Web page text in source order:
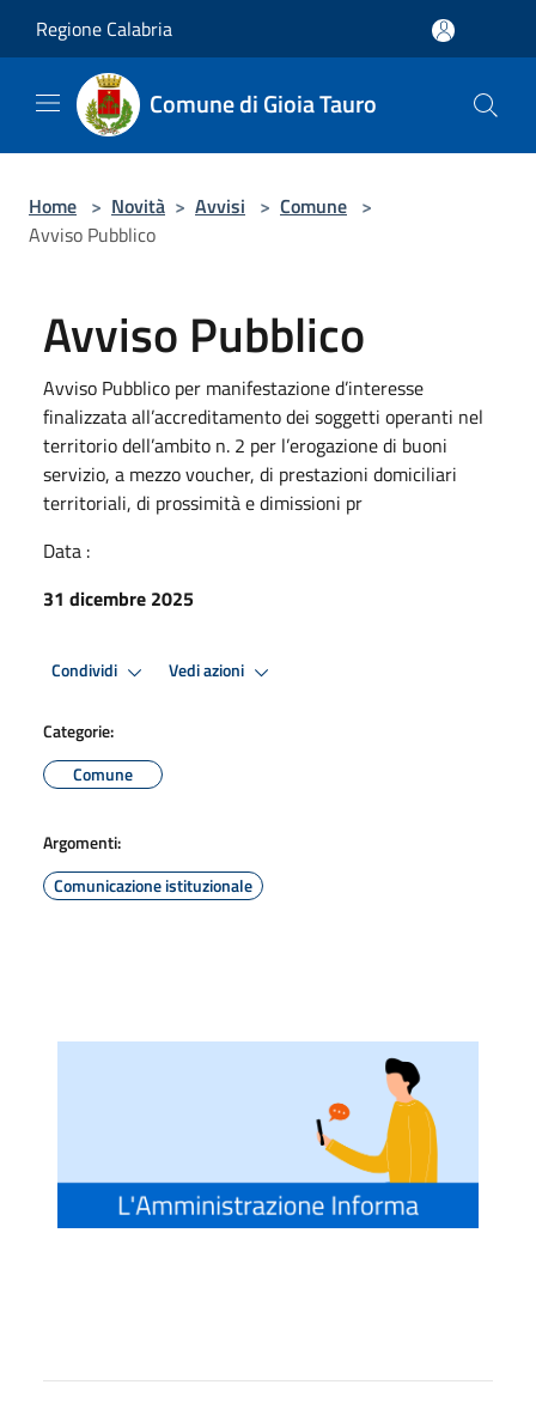
Regione Calabria
Comune di Gioia Tauro
Home > Novità > Avvisi > Comune >
Avviso Pubblico
Avviso Pubblico
Avviso Pubblico per manifestazione d’interesse
finalizzata all’accreditamento dei soggetti operanti nel
territorio dell’ambito n. 2 per l’erogazione di buoni
servizio, a mezzo voucher, di prestazioni domiciliari
territoriali, di prossimità e dimissioni pr
Data :
31 dicembre 2025
Condividi Vedi azioni
Categorie:
Comune
Argomenti:
Comunicazione istituzionale